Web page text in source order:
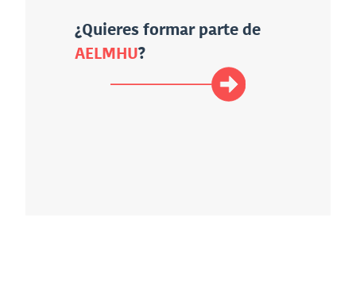
¿Quieres formar parte de
AELMHU?